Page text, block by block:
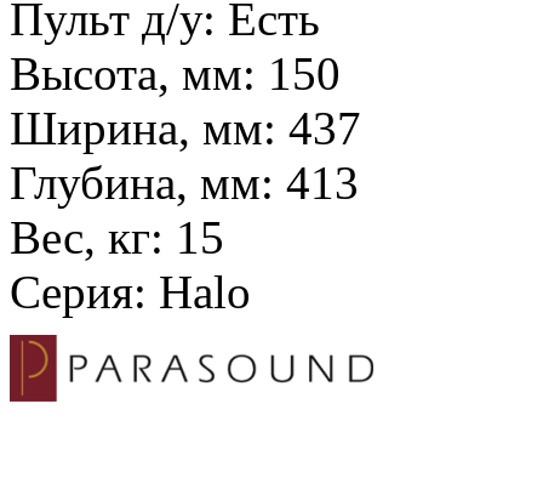
Пульт д/у: Есть
Высота, мм: 150
Ширина, мм: 437
Глубина, мм: 413
Вес, кг: 15
Серия: Halo